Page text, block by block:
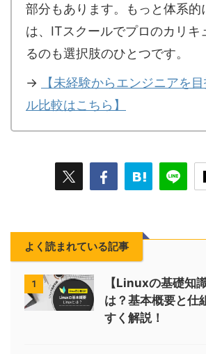
部分もあります。もっと体系的
は、ITスクールでプロのカリキ
るのも選択肢のひとつです。
→
【未経験からエンジニアを
ル比較はこちら】
よく読まれている記事
1
【Linuxの基礎知
は？基本概要と仕
すく解説！